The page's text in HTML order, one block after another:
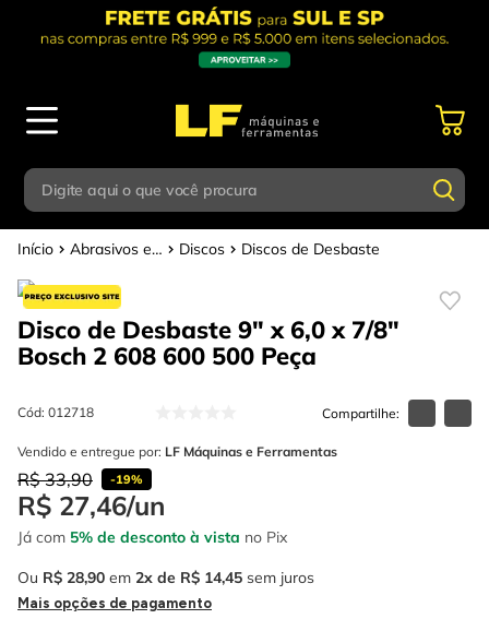
Digite aqui o que você procura
Digite aqui o que você procura
Abrasivos e Polimentos Discos Discos de Desbaste
Disco de Desbaste 9" x 6,0 x 7/8"
Bosch 2 608 600 500 Peça
Cód: 012718
Vendido e entregue por: LF Máquinas e Ferramentas
R$ 33,90 -19%
R$ 27,46/un
Já com 5% de desconto à vista no Pix
Ou R$ 28,90 em 2 R$ 14,45 sem juros
Mais opções de pagamento
Termos mais buscados
1º parafusadeira
2º caixa ferramentas
4º escada
5º serra circular
6 º fio
7º serra copo
8º chave impacto
Termos mais buscados
º parafusadeira
º caixa ferramentas
º esmerilhadeira
º escada
º serra circular
º fio